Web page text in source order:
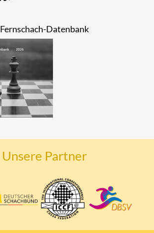
Fernschach-Datenbank
Unsere Partner